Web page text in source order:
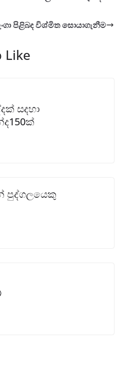
පිළිබද විශ්මිත සොයාගැනීම
Like
සදහා
පුද්ගලයෙකු